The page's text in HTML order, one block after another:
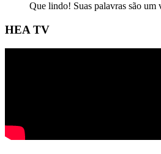
Que lindo! Suas palavras são um
HEA TV